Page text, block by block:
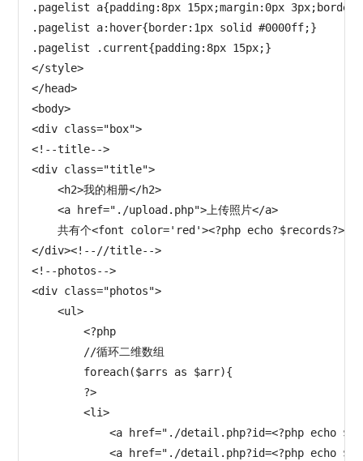
.pagelist a{padding:8px 15px;margin:0px
.pagelist a:hover{border:1px solid #0000ff;}
.pagelist .current{padding:8px 15px;}
</style>
</head>
<body>
<div class="box">
<!--title-->
<div class="title">
    <h2>我的相册</h2>
    <a href="./upload.php">上传照片</a>
共有个<font color='red'><?php echo $records?></
</div><!--//title-->
<!--photos-->
<div class="photos">
    <ul>
        <?php
        //循环二维数组
        foreach($arrs as $arr){
        ?>
        <li>
<a href="./detail.php?id=<?php echo
<a href="./detail.php?id=<?php echo